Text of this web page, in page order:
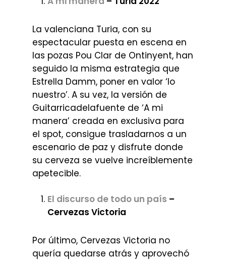
La valenciana Turia, con su
espectacular puesta en escena en
las pozas Pou Clar de Ontinyent, han
seguido la misma estrategia que
Estrella Damm, poner en valor ‘lo
nuestro’. A su vez, la versión de
Guitarricadelafuente de ‘A mi
manera’ creada en exclusiva para
el spot, consigue trasladarnos a un
escenario de paz y disfrute donde
su cerveza se vuelve increíblemente
apetecible.
El discurso de todo un país –
Cervezas Victoria
Por último, Cervezas Victoria no
quería quedarse atrás y aprovechó